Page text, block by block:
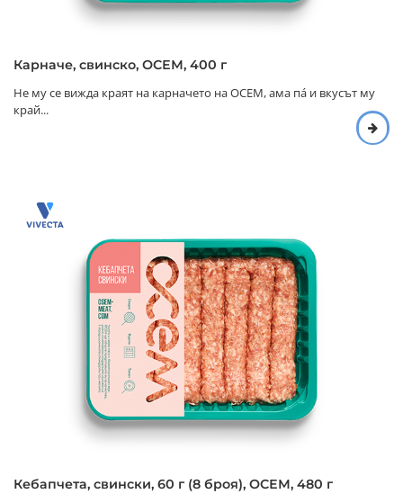
Карначе, свинско, ОСЕМ, 400 г
Не му се вижда краят на карначето на ОСЕМ, ама па́ и вкусът му
край...
Кебапчета, свински, 60 г (8 броя), ОСЕМ, 480 г